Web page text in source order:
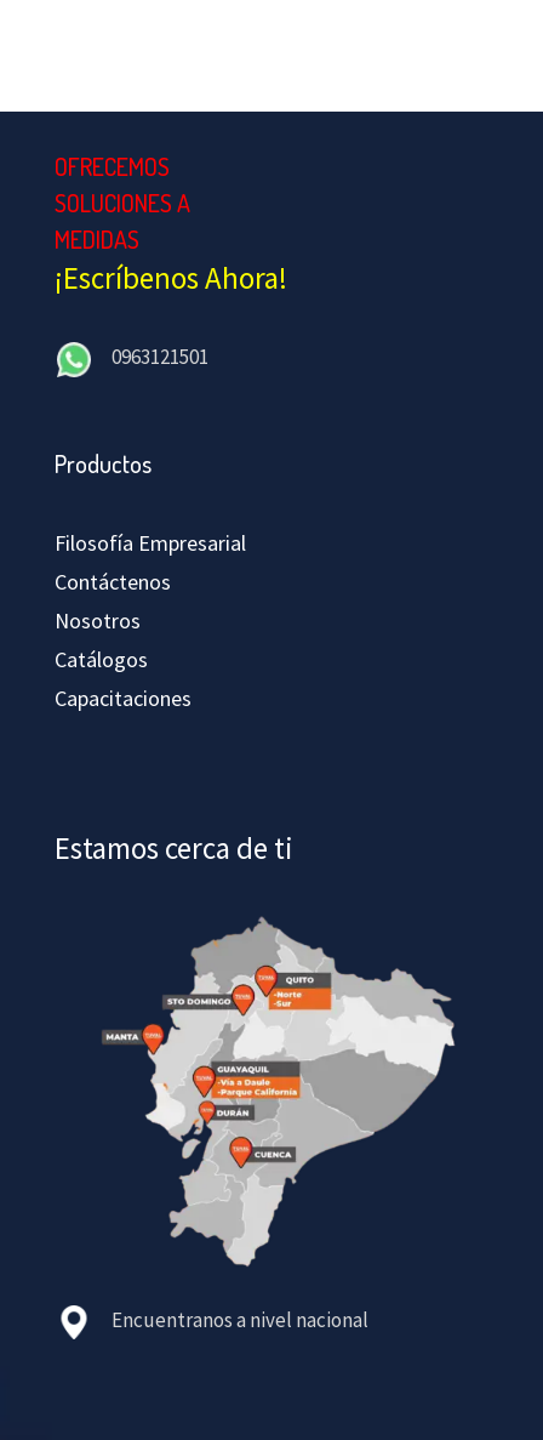
OFRECEMOS
SOLUCIONES A
MEDIDAS
¡Escríbenos Ahora!
0963121501
Productos
Filosofía Empresarial
Contáctenos
Nosotros
Catálogos
Capacitaciones
Estamos cerca de ti
Encuentranos a nivel nacional